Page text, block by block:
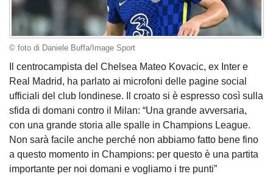
© foto di Daniele Buffa/Image Sport
Il centrocampista del Chelsea Mateo Kovacic, ex Inter e
Real Madrid, ha parlato ai microfoni delle pagine social
ufficiali del club londinese. Il croato si è espresso così sulla
sfida di domani contro il Milan: “Una grande avversaria,
con una grande storia alle spalle in Champions League.
Non sarà facile anche perché non abbiamo fatto bene fino
a questo momento in Champions: per questo è una partita
importante per noi domani e vogliamo i tre punti”